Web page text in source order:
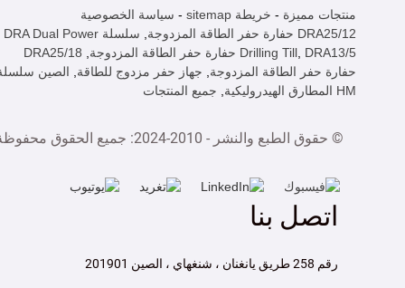
منتجات مميزة - خريطة sitemap - سياسة الخصوصية
DRA25/12 حفارة حفر الطاقة المزدوجة
سلسلة DRA Dual Power
Drilling Till, DRA13/5 حفارة حفر الطاقة المزدوجة
DRA25/18
حفارة حفر الطاقة المزدوجة
جهاز حفر مزدوج للطاقة
الصين
HM المطارق الهيدروليكية
جميع المنتجات
© حقوق الطبع والنشر - 2010-2024: جميع الحقوق محفوظة.
اتصل بنا
رقم 258 طريق يانغنان ، شنغهاي ، الصين 201901